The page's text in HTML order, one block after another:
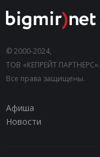
© 2000-2024,
ТОВ «КЕПРЕЙТ ПАРТНЕРС».
Все права защищены.
Афиша
Новости